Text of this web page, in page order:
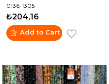
0136-1305
₺204,16
Add to Cart